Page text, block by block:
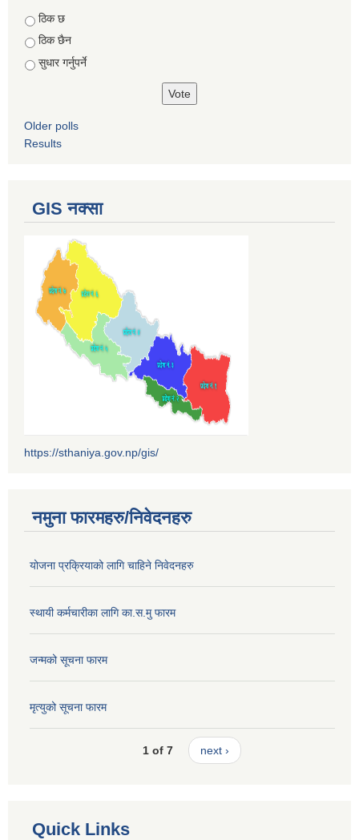
Choices
ठिक छ
ठिक छैन
सुधार गर्नुपर्ने
Older polls
Results
GIS नक्सा
https://sthaniya.gov.np/gis/
नमुना फारमहरु/निवेदनहरु
योजना प्रक्रियाको लागि चाहिने निवेदनहरु
स्थायी कर्मचारीका लागि का.स.मु फारम
जन्मको सूचना फारम
मृत्युको सूचना फारम
1 of 7 next ›
Quick Links